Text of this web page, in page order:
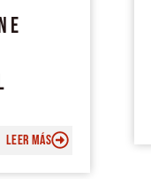
E
LEER MÁS